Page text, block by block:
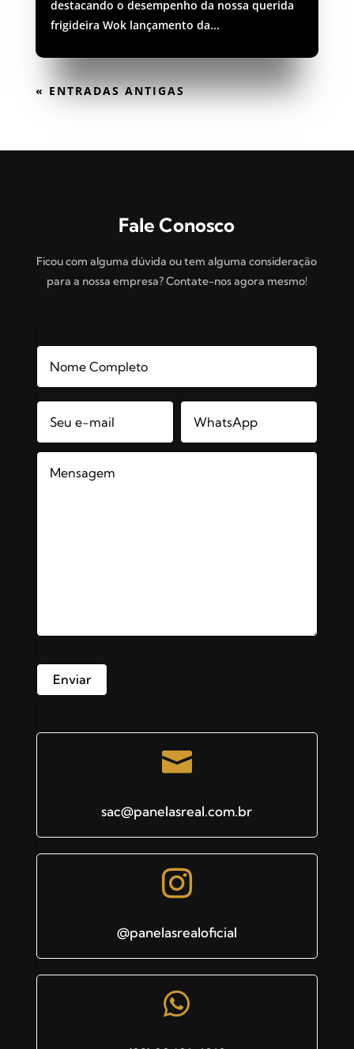
destacando o desempenho da nossa querida
frigideira Wok lançamento da...
« ENTRADAS ANTIGAS
Fale Conosco
Ficou com alguma dúvida ou tem alguma consideração
para a nossa empresa? Contate-nos agora mesmo!

sac@panelasreal.com.br

@panelasrealoficial
